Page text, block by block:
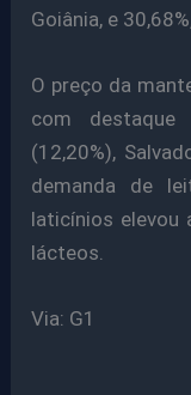
Goiânia, e
O preço da
com destaque
(12,20%),
demanda de
laticínios elevou
lácteos.
Via: G1